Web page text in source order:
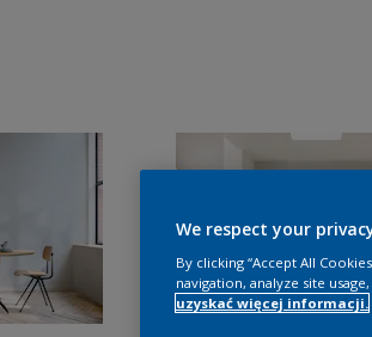
We respect your
By clicking “Accept All
navigation, analyze site
uzyskać więcej informacji.